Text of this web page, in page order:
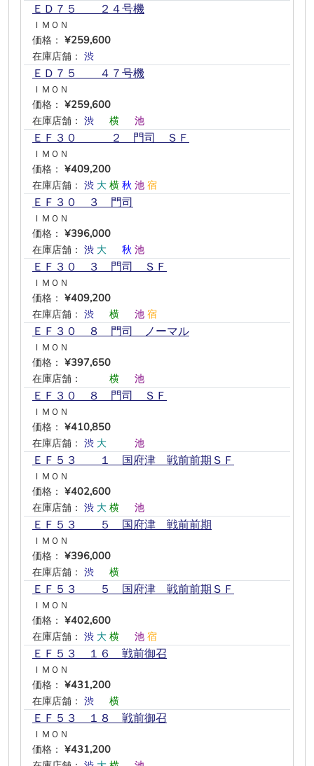
ＥＤ７５ ２４号機
ＩＭＯＮ
価格： ¥259,600
在庫店舗： 渋
ＥＤ７５ ４７号機
ＩＭＯＮ
価格： ¥259,600
在庫店舗： 渋 横 池
ＥＦ３０ ２ 門司 ＳＦ
ＩＭＯＮ
価格： ¥409,200
在庫店舗： 渋 大 横 秋 池 宿
ＥＦ３０ ３ 門司
ＩＭＯＮ
価格： ¥396,000
在庫店舗： 渋 大 秋 池
ＥＦ３０ ３ 門司 ＳＦ
ＩＭＯＮ
価格： ¥409,200
在庫店舗： 渋 横 池 宿
ＥＦ３０ ８ 門司 ノーマル
ＩＭＯＮ
価格： ¥397,650
在庫店舗：
横 池
ＥＦ３０ ８ 門司 ＳＦ
ＩＭＯＮ
価格： ¥410,850
在庫店舗： 渋 大 池
ＥＦ５３ １ 国府津 戦前前期ＳＦ
ＩＭＯＮ
価格： ¥402,600
在庫店舗： 渋 大 横 池
ＥＦ５３ ５ 国府津 戦前前期
ＩＭＯＮ
価格： ¥396,000
在庫店舗： 渋 横
ＥＦ５３ ５ 国府津 戦前前期ＳＦ
ＩＭＯＮ
価格： ¥402,600
在庫店舗： 渋 大 横 池 宿
ＥＦ５３ １６ 戦前御召
ＩＭＯＮ
価格： ¥431,200
在庫店舗： 渋 横
ＥＦ５３ １８ 戦前御召
ＩＭＯＮ
価格： ¥431,200